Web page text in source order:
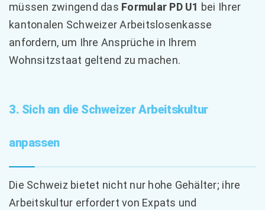
müssen zwingend das Formular PD U1 bei Ihrer
kantonalen Schweizer Arbeitslosenkasse
anfordern, um Ihre Ansprüche in Ihrem
Wohnsitzstaat geltend zu machen.
3. Sich an die Schweizer Arbeitskultur
anpassen
Die Schweiz bietet nicht nur hohe Gehälter; ihre
Arbeitskultur erfordert von Expats und